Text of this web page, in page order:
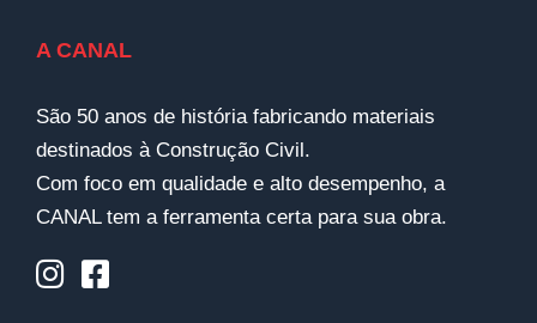
A CANAL
São 50 anos de história fabricando materiais
destinados à Construção Civil.
Com foco em qualidade e alto desempenho, a
CANAL tem a ferramenta certa para sua obra.